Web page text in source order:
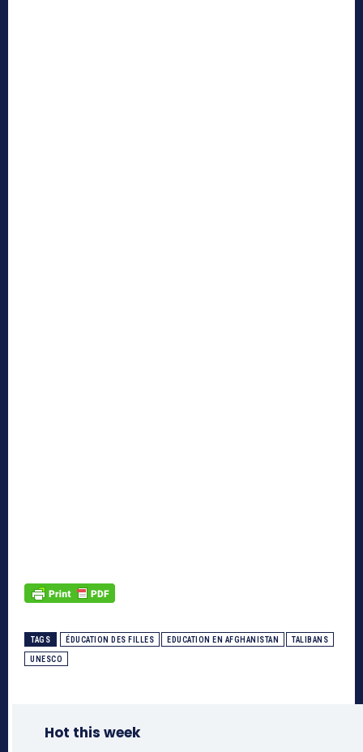
TAGS ÉDUCATION DES FILLES EDUCATION EN AFGHANISTAN TALIBANS
UNESCO
Hot this week